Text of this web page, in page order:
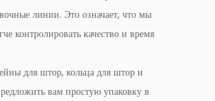
линии. Это означает, что мы
контролировать качество и время
для штор, кольца для штор и
вам простую упаковку в